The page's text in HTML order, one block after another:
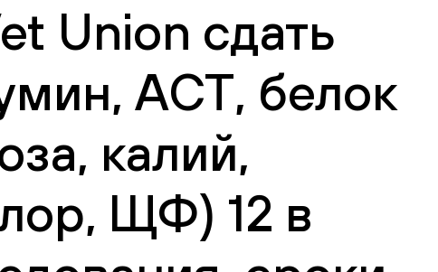
Union сдать
АСТ, белок
калий,
ЩФ) 12 в